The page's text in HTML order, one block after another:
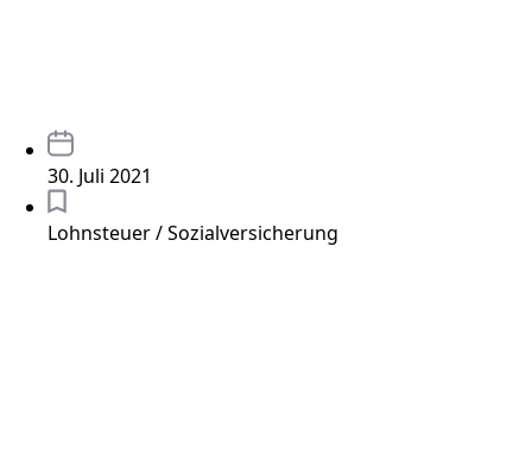
30. Juli 2021
Lohnsteuer / Sozialversicherung